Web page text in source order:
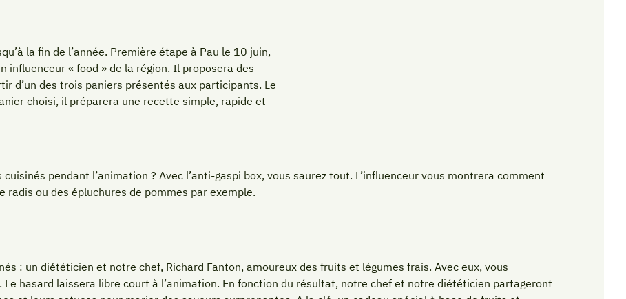
la fin de l’année. Première étape à Pau le 10 juin,
influenceur « food » de la région. Il proposera des
d’un des trois paniers présentés aux participants. Le
choisi, il préparera une recette simple, rapide et
pendant l’animation ? Avec l’anti-gaspi box, vous saurez tout. L’influenceur vous montrera comment
radis ou des épluchures de pommes par exemple.
: un diététicien et notre chef, Richard Fanton, amoureux des fruits et légumes frais. Avec eux, vous
hasard laissera libre court à l’animation. En fonction du résultat, notre chef et notre diététicien partageront